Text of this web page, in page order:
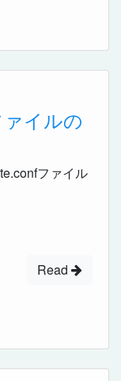
イルの
ファイル
Read